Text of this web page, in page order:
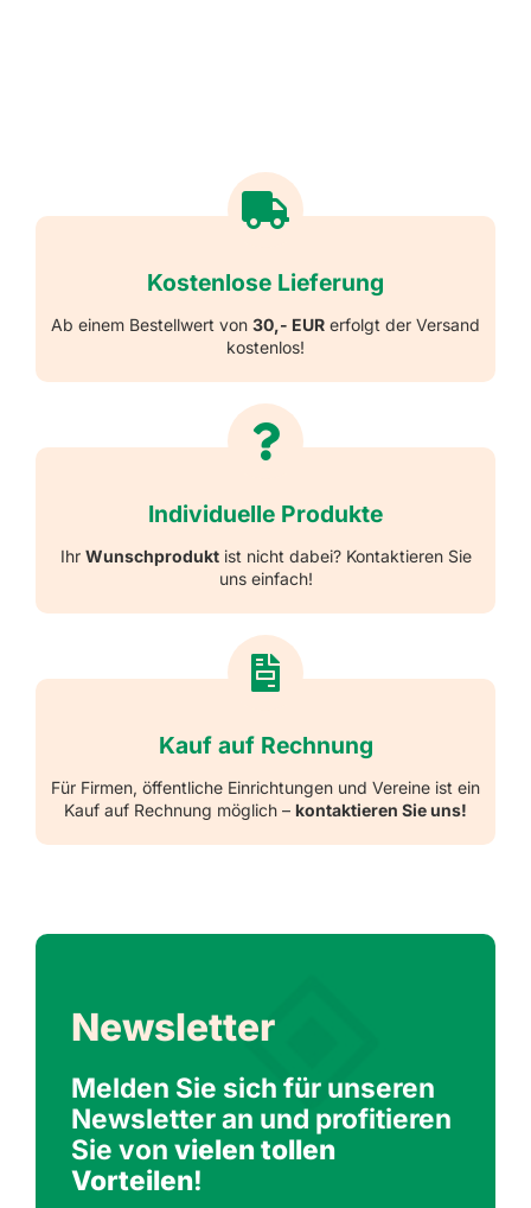
Kostenlose Lieferung
Ab einem Bestellwert von 30,- EUR erfolgt der Versand
kostenlos!
Individuelle Produkte
Ihr Wunschproduktist nicht dabei? Kontaktieren Sie
uns einfach!
Kauf auf Rechnung
Für Firmen, öffentliche Einrichtungen und Vereine ist ein
Kauf auf Rechnung möglich – kontaktieren Sie uns!
Newsletter
Melden Sie sich für unseren
Newsletter an und profitieren
Sie von vielen tollen
Vorteilen!